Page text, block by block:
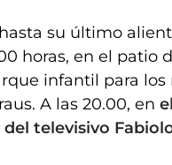
su último
horas, en el
infantil para los
A las 20.00, en
televisivo